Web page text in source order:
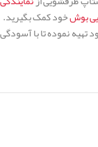
بوشخود کمک بگیرید.
تهیه نموده تا با آسودگی